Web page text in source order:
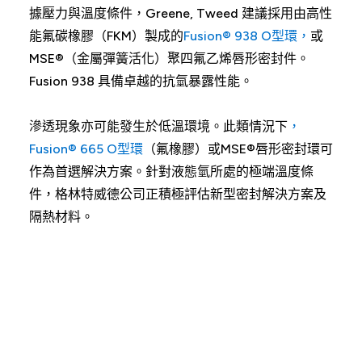
據壓力與溫度條件，Greene, Tweed 建議採用由高性
能氟碳橡膠（FKM）製成的Fusion® 938 O型環， 或
MSE®（金屬彈簧活化）聚四氟乙烯唇形密封件。
Fusion 938 具備卓越的抗氫暴露性能。
滲透現象亦可能發生於低溫環境。此類情況下 ，
Fusion® 665 O型環 （氟橡膠）或MSE®唇形密封環可
作為首選解決方案。針對液態氫所處的極端溫度條
件，格林特威德公司正積極評估新型密封解決方案及
隔熱材料。